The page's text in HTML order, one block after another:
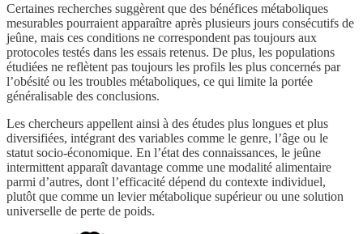
Certaines recherches suggèrent que des bénéfices métaboliques
mesurables pourraient apparaître après plusieurs jours consécutifs de
jeûne, mais ces conditions ne correspondent pas toujours aux
protocoles testés dans les essais retenus. De plus, les populations
étudiées ne reflètent pas toujours les profils les plus concernés par
l’obésité ou les troubles métaboliques, ce qui limite la portée
généralisable des conclusions.
Les chercheurs appellent ainsi à des études plus longues et plus
diversifiées, intégrant des variables comme le genre, l’âge ou le
statut socio-économique. En l’état des connaissances, le jeûne
intermittent apparaît davantage comme une modalité alimentaire
parmi d’autres, dont l’efficacité dépend du contexte individuel,
plutôt que comme un levier métabolique supérieur ou une solution
universelle de perte de poids.